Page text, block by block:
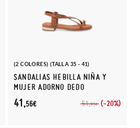
(2 COLORES) (TALLA 35 - 41)
SANDALIAS HEBILLA NIÑA Y
MUJER ADORNO DEDO
51,95€ (-20%)
41,56€